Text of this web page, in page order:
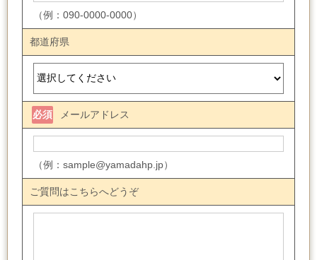
（例：090-0000-0000）
都道府県
メールアドレス
必須
（例：sample@yamadahp.jp）
ご質問はこちらへどうぞ